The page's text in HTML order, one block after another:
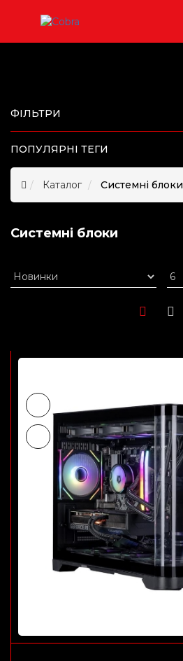
ФІЛЬТРИ
ПОПУЛЯРНІ ТЕГИ
Каталог Системні блоки
Системні блоки